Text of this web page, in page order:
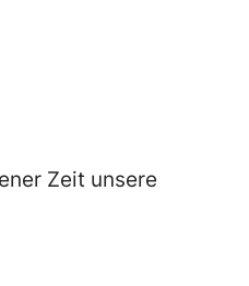
Zeit unsere